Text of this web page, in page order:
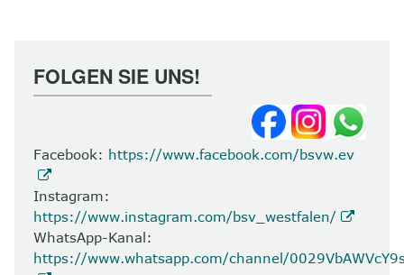
FOLGEN SIE UNS!
Facebook: https://www.facebook.com/bsvw.ev
Instagram:
https://www.instagram.com/bsv_westfalen/
WhatsApp-Kanal:
https://www.whatsapp.com/channel/